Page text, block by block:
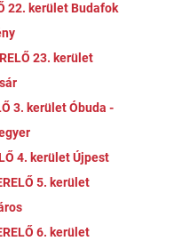
22. kerület Budafok
23. kerület
3. kerület Óbuda -
4. kerület Újpest
5. kerület
6. kerület